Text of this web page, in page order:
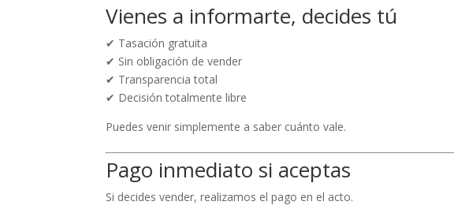
Vienes a informarte, decides tú
✔ Tasación gratuita
✔ Sin obligación de vender
✔ Transparencia total
✔ Decisión totalmente libre
Puedes venir simplemente a saber cuánto vale.
Pago inmediato si aceptas
Si decides vender, realizamos el pago en el acto.